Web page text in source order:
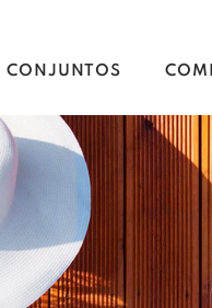
CONJUNTOS